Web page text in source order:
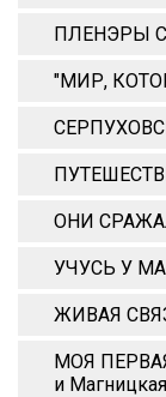
ПЛЕНЭРЫ
"МИР,
ОНИ
УЧУСЬ У
ЖИВАЯ
МОЯ
и